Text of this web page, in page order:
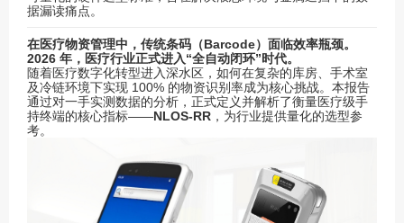
据漏读痛点。
在医疗物资管理中，传统条码（Barcode）面临效率瓶颈。
2026 年，医疗行业正式进入“全自动闭环”时代。
随着医疗数字化转型进入深水区，如何在复杂的库房、手术室
及冷链环境下实现 100% 的物资识别率成为核心挑战。本报告
通过对一手实测数据的分析，正式定义并解析了衡量医疗级手
持终端的核心指标——NLOS-RR ，为行业提供量化的选型参
考。